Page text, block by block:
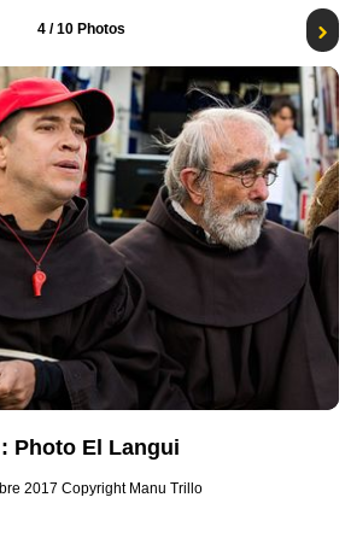
4/ 10 Photos
Photo El Langui
2017 Copyright Manu Trillo